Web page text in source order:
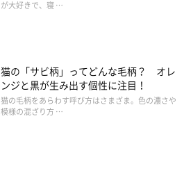
が大好きで、寝 …
猫の「サビ柄」ってどんな毛柄？ オレ
ンジと黒が生み出す個性に注目！
猫の毛柄をあらわす呼び方はさまざま。色の濃さや
模様の混ざり方 …